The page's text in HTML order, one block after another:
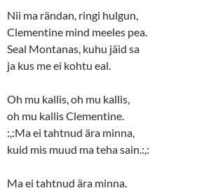
Nii ma rändan, ringi hulgun,
Clementine mind meeles pea.
Seal Montanas, kuhu jäid sa
ja kus me ei kohtu eal.
Oh mu kallis, oh mu kallis,
oh mu kallis Clementine.
:,:Ma ei tahtnud ära minna,
kuid mis muud ma teha sain.:,:
Ma ei tahtnud ära minna,